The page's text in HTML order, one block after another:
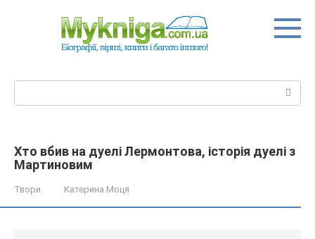
Хто вбив на дуелі Лермонтова, історія дуелі з
Мартиновим
Твори Катерина Моця